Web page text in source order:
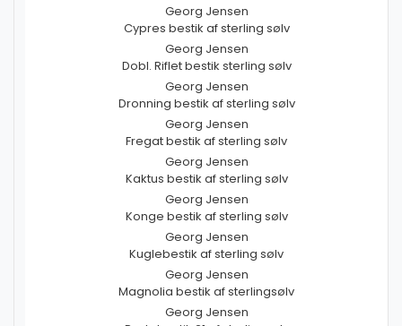
Georg Jensen
Cypres bestik af sterling sølv
Georg Jensen
Dobl. Riflet bestik sterling sølv
Georg Jensen
Dronning bestik af sterling sølv
Georg Jensen
Fregat bestik af sterling sølv
Georg Jensen
Kaktus bestik af sterling sølv
Georg Jensen
Konge bestik af sterling sølv
Georg Jensen
Kuglebestik af sterling sølv
Georg Jensen
Magnolia bestik af sterlingsølv
Georg Jensen